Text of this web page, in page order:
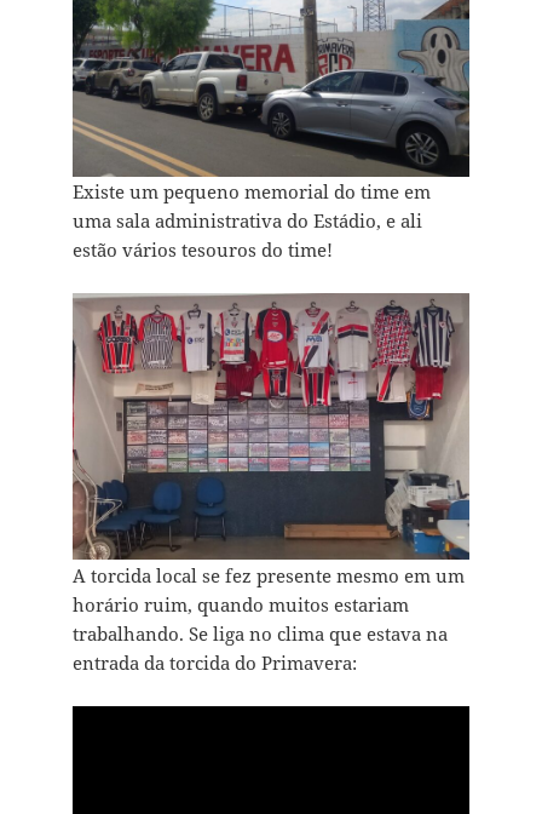
Existe um pequeno memorial do time em
uma sala administrativa do Estádio, e ali
estão vários tesouros do time!
A torcida local se fez presente mesmo em um
horário ruim, quando muitos estariam
trabalhando. Se liga no clima que estava na
entrada da torcida do Primavera: